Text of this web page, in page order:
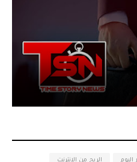
اليوم الربح من الإنترنت